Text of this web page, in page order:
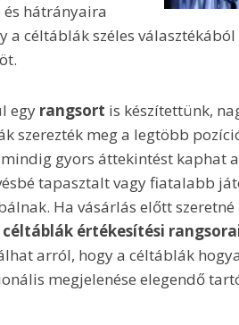
hátrányaira
céltáblák széles
egy rangsort is készítettünk,
szerezték meg a legtöbb
gyors áttekintést kaphat
tapasztalt vagy fiatalabb
Ha vásárlás előtt
értékesítési
arról, hogy a céltáblák
megjelenése elegendő